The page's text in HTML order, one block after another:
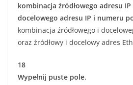
kombinacja źródłowego adresu
docelowego adresu IP i numeru
kombinacja źródłowego i
oraz źródłowy i docelowy adres
18
Wypełnij puste pole.